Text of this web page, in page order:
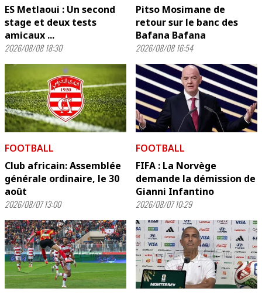
ES Metlaoui : Un second
stage et deux tests
amicaux ...
2026/08/08 18:30
Pitso Mosimane de
retour sur le banc des
Bafana Bafana
2026/08/08 16:54
FOOTBALL
Club africain: Assemblée
générale ordinaire, le 30
août
2026/08/07 13:00
FOOTBALL
FIFA : La Norvège
demande la démission de
Gianni Infantino
2026/08/07 10:29